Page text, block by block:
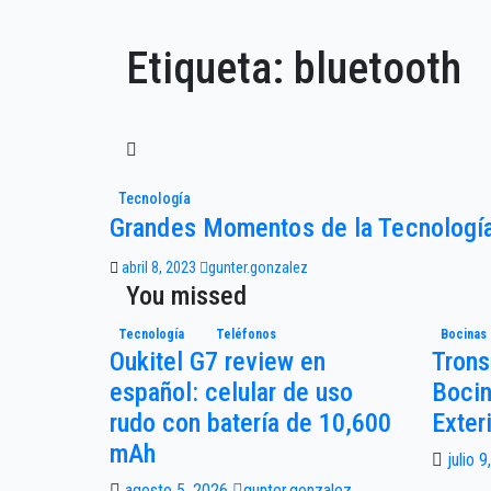
Etiqueta: bluetooth
Tecnología
Grandes Momentos de la
abril 8, 2023 gunter.gonzalez
You missed
Tecnología Teléfonos
Oukitel G7 review en
español: celular de uso
rudo con batería de 10,600
mAh
Bocinas
julio